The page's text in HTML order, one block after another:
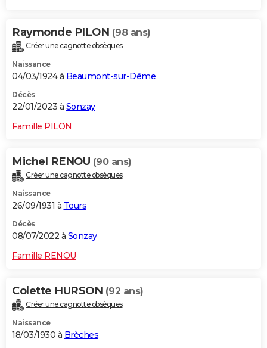
Raymonde PILON (98 ans)
Créer une cagnotte obsèques
Naissance
04/03/1924 à Beaumont-sur-Dême
Décès
22/01/2023 à Sonzay
Famille PILON
Michel RENOU (90 ans)
Créer une cagnotte obsèques
Naissance
26/09/1931 à Tours
Décès
08/07/2022 à Sonzay
Famille RENOU
Colette HURSON (92 ans)
Créer une cagnotte obsèques
Naissance
18/03/1930 à Brèches